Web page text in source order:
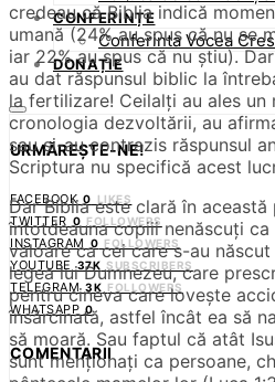
CONFERINȚE
Conferinta Vocea
DONAȚIE
URMĂREȘTE-NE!
FACEBOOK 0 LIKES
TWITTER 0 FOLLOWERS
INSTAGRAM 0 FOLLOWERS
YOUTUBE 37K SUBSCRIBERS
TELEGRAM 3K FOLLOWERS
WHATSAPP 0
COMENTARII
credeau că Biblia indică
umană (24% au spus că nu se
iar 22% au spus că nu știu).
au dat răspunsul biblic la
la fertilizare! Ceilalți au ales
cronologia dezvoltării, au
sau și-au contrazis răspunsul
Scriptura nu specifică acest
Dar Biblia este clară în
întotdeauna copiii nenăscuți ca
valoare ca cei care s-au
legea lui Dumnezeu, care
pentru cineva care lovește
însărcinată, astfel încât ea să
să moară. Sau faptul că atât
sunt menționați ca persoane,